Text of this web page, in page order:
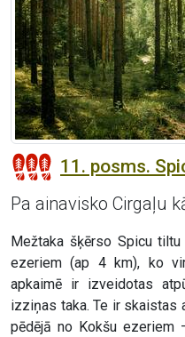
11. posms.
Pa ainavisko Cirgaļu
Mežtaka šķērso Spicu
ezeriem (ap 4 km), ko
apkaimē ir izveidotas
izziņas taka. Te ir skaistas
pēdējā no Kokšu